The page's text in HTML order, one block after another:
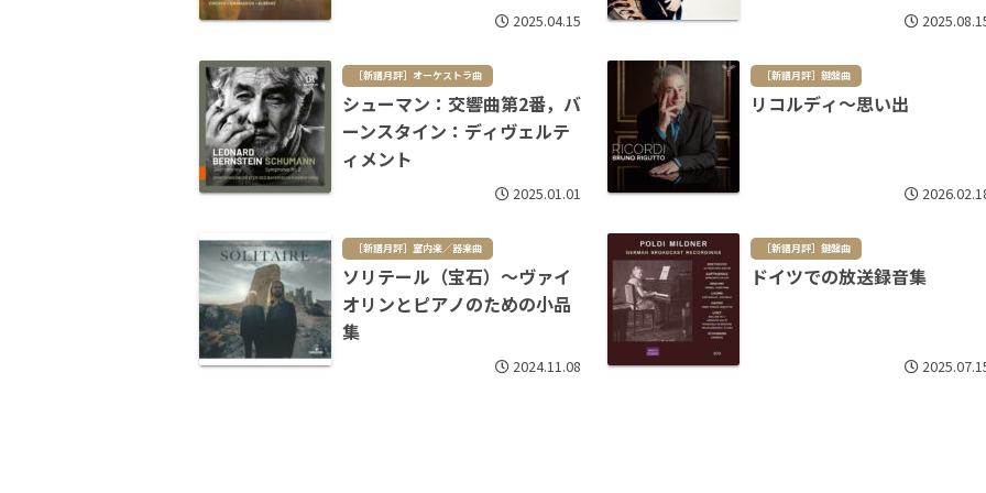
2025.04.15
［新譜月評］オーケストラ曲
シューマン：交響曲第2番，バ
ーンスタイン：ディヴェルテ
ィメント
2025.01.01
［新譜月評］鍵盤曲
リコルディ～思い出
［新譜月評］室内楽／器楽曲
ソリテール（宝石）～ヴァイ
オリンとピアノのための小品
集
2024.11.08
［新譜月評］鍵盤曲
ドイツでの放送録音集